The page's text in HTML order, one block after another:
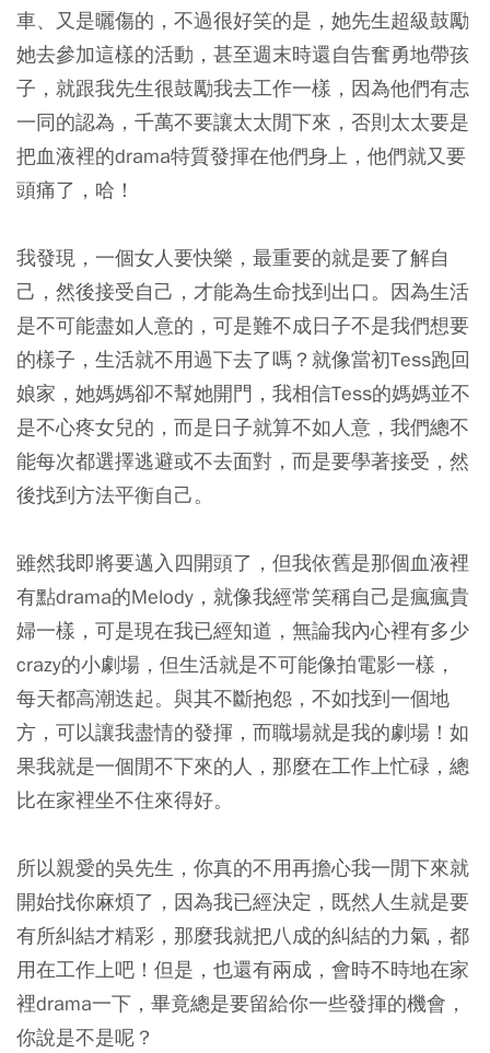
車、又是曬傷的，不過很好笑的是，她先生超級鼓勵
她去參加這樣的活動，甚至週末時還自告奮勇地帶孩
子，就跟我先生很鼓勵我去工作一樣，因為他們有志
一同的認為，千萬不要讓太太閒下來，否則太太要是
把血液裡的drama特質發揮在他們身上，他們就又要
頭痛了，哈！
我發現，一個女人要快樂，最重要的就是要了解自
己，然後接受自己，才能為生命找到出口。因為生活
是不可能盡如人意的，可是難不成日子不是我們想要
的樣子，生活就不用過下去了嗎？就像當初Tess跑回
娘家，她媽媽卻不幫她開門，我相信Tess的媽媽並不
是不心疼女兒的，而是日子就算不如人意，我們總不
能每次都選擇逃避或不去面對，而是要學著接受，然
後找到方法平衡自己。
雖然我即將要邁入四開頭了，但我依舊是那個血液裡
有點drama的Melody，就像我經常笑稱自己是瘋瘋貴
婦一樣，可是現在我已經知道，無論我內心裡有多少
crazy的小劇場，但生活就是不可能像拍電影一樣，
每天都高潮迭起。與其不斷抱怨，不如找到一個地
方，可以讓我盡情的發揮，而職場就是我的劇場！如
果我就是一個閒不下來的人，那麼在工作上忙碌，總
比在家裡坐不住來得好。
所以親愛的吳先生，你真的不用再擔心我一閒下來就
開始找你麻煩了，因為我已經決定，既然人生就是要
有所糾結才精彩，那麼我就把八成的糾結的力氣，都
用在工作上吧！但是，也還有兩成，會時不時地在家
裡drama一下，畢竟總是要留給你一些發揮的機會，
你說是不是呢？